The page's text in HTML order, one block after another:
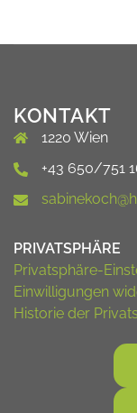
KONTAKT
1220 Wien
+43 650/751
PRIVATSPHÄRE
Privatsphäre-
Einwilligungen
Historie der